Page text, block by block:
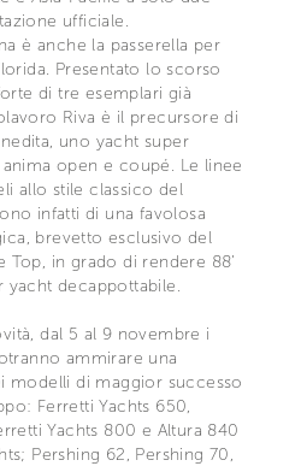
ufficiale.
è anche la passerella per
Presentato lo scorso
di tre esemplari già
Riva è il precursore di
uno yacht super
open e coupé. Le linee
allo stile classico del
infatti di una favolosa
brevetto esclusivo del
in grado di rendere 88’
decappottabile.
dal 5 al 9 novembre i
ammirare una
modelli di maggior successo
Ferretti Yachts 650,
Yachts 800 e Altura 840
Pershing 62, Pershing 70,